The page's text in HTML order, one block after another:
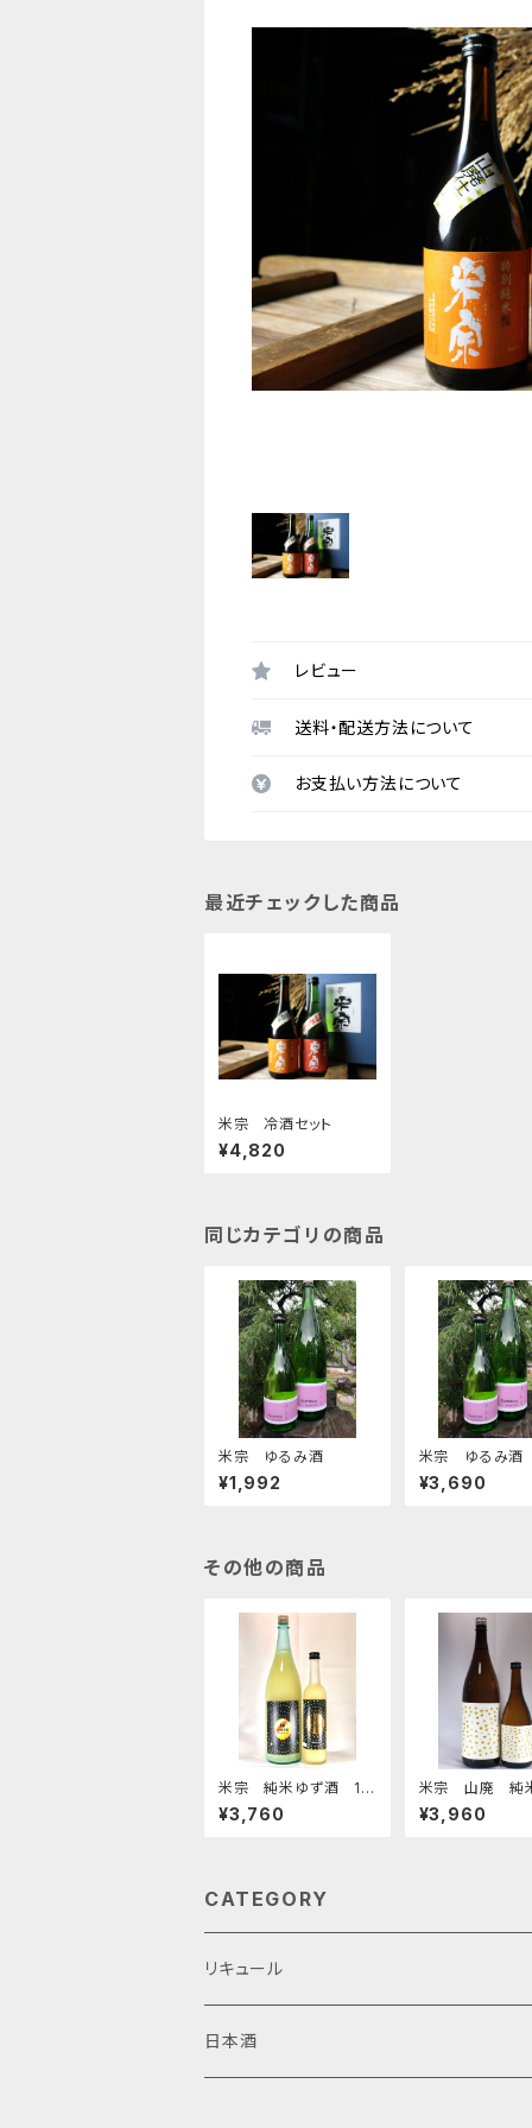
レビュー
送料・配送方法について
お支払い方法について
最近チェックした商品
米宗 冷酒セット
¥4,820
同じカテゴリの商品
米宗 ゆるみ酒
¥1,992
米宗 ゆるみ酒
¥3,690
その他の商品
米宗 純米ゆず酒 18
00ミリ
¥3,760
米宗 山廃 純
濾過生原酒
¥3,960
CATEGORY
リキュール
日本酒